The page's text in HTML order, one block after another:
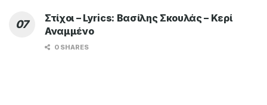
Στίχοι – Lyrics: Βασίλης Σκουλάς – Κερί
Αναμμένο
0 SHARES